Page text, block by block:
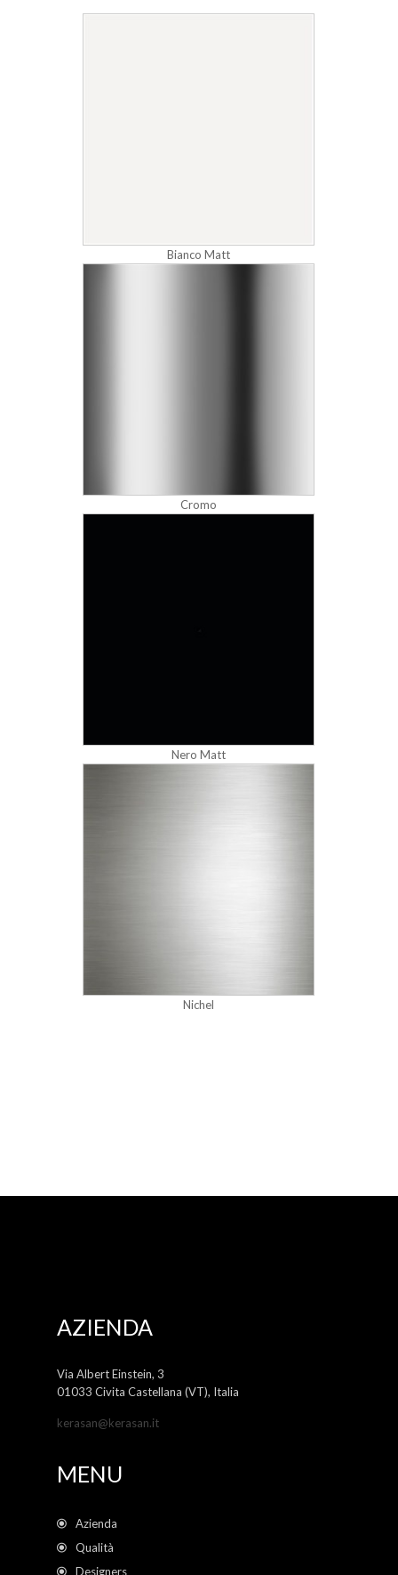
Bianco Matt
Cromo
Nero Matt
Nichel
AZIENDA
Via Albert Einstein, 3
01033 Civita Castellana (VT), Italia
kerasan@kerasan.it
MENU
Azienda
Qualità
Designers